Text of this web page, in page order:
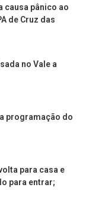
causa pânico ao
de Cruz das
no Vale a
programação do
para casa e
para entrar;